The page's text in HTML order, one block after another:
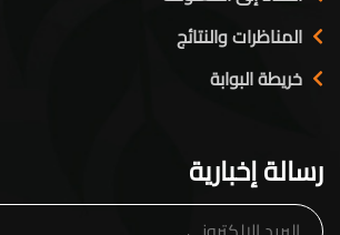
المناظرات والنتائج
خريطة البوابة
رسالة إخبارية